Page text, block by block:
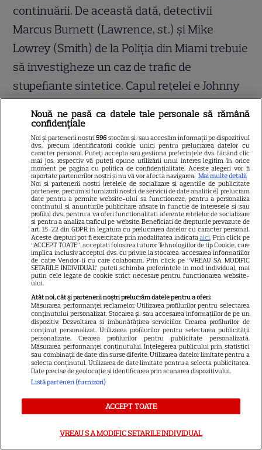
continuării. De această dată, detectivii
Marcus Burnett (Lawrence, st.) și Mike
Lowrey (Smith) de la Poliția din Miami trebuie
să investigheze un caz de trafic de
stupefiante sintetice. Capul rețelei e Johnny
Marcus,Gabrielle Union
Citește și:
Dani Oțil, moment emoționant la
nunta colegului și prietenului Răzvan
Simion. Ce discurs a ținut
Daliana Răducan și Răzvan Simion s-
Nouă ne pasă ca datele tale personale să rămână
confidențiale
Noi și partenerii noștri596 stocăm și/sau accesăm informații pe dispozitivul
dvs., precum identificatorii cookie unici pentru prelucrarea datelor cu
caracter personal. Puteți accepta sau gestiona preferințele dvs. făcând clic
mai jos, respectiv vă puteți opune utilizării unui interes legitim în orice
moment pe pagina cu politica de confidențialitate. Aceste alegeri vor fi
raportate partenerilor noștri și nu vă vor afecta navigarea. Mai multe detalii
Noi si partenerii nostri (retelele de socializare si agentiile de publicitate
partenere, precum si furnizorii nostri de servicii de date analitice) prelucram
date pentru a permite website-ului sa functioneze, pentru a personaliza
continutul si anunturile publicitare afisate in functie de interesele si/sau
profilul dvs., pentru a va oferi functionalitati aferente retelelor de socializare
si pentru a analiza traficul pe website. Beneficiati de drepturile prevazute de
art. 15-22 din GDPR in legatura cu prelucrarea datelor cu caracter personal.
Aceste drepturi pot fi exercitate prin modalitatea indicataaici. Prin click pe
“ACCEPT TOATE”, acceptati folosirea tuturor Tehnologiilor de tip Cookie, care
implica inclusiv acceptul dvs. cu privire la stocarea/accesarea informatiilor
de catre Vendor-ii cu care colaboram. Prin click pe “VREAU SA MODIFIC
SETARILE INDIVIDUAL” puteti schimba preferintele in mod individual, mai
putin cele legate de cookie strict necesare pentru functionarea website-
ului.
Atât noi, cât și partenerii noștri prelucrăm datele pentru a oferi:
Măsurarea performanței reclamelor. Utilizarea profilurilor pentru selectarea
conținutului personalizat. Stocarea și/sau accesarea informațiilor de pe un
dispozitiv. Dezvoltarea și îmbunătățirea serviciilor. Crearea profilurilor de
conținut personalizat. Utilizarea profilurilor pentru selectarea publicității
personalizate. Crearea profilurilor pentru publicitate personalizată.
Măsurarea performanței conținutului. Înțelegerea publicului prin statistici
sau combinații de date din surse diferite. Utilizarea datelor limitate pentru a
selecta conținutul. Utilizarea de date limitate pentru a selecta publicitatea.
Date precise de geolocație și identificarea prin scanarea dispozitivului.
Listă parteneri (furnizori)
ACCEPT TOATE
VREAU SA MODIFIC SETARILE INDIVIDUAL